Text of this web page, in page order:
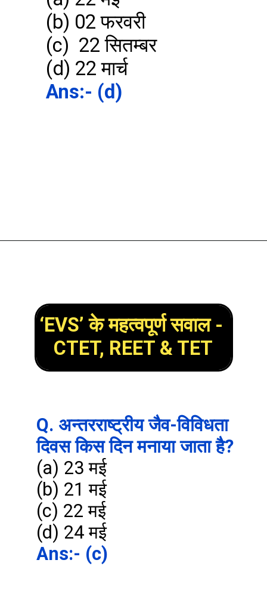
(b) 02 फरवरी
(c)  22 सितम्बर
(d) 22 मार्च
Ans:- (d)
‘EVS’ के महत्वपूर्ण सवाल -
CTET, REET & TET
Q. अन्तरराष्ट्रीय जैव-विविधता
दिवस किस दिन मनाया जाता है?
(a) 23 मई
(b) 21 मई
(c) 22 मई
(d) 24 मई
Ans:- (c)